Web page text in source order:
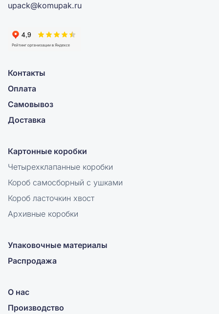
upack@komupak.ru
Контакты
Оплата
Самовывоз
Доставка
Картонные коробки
Четырехклапанные коробки
Короб самосборный с ушками
Короб ласточкин хвост
Архивные коробки
Упаковочные материалы
Распродажа
О нас
Производство